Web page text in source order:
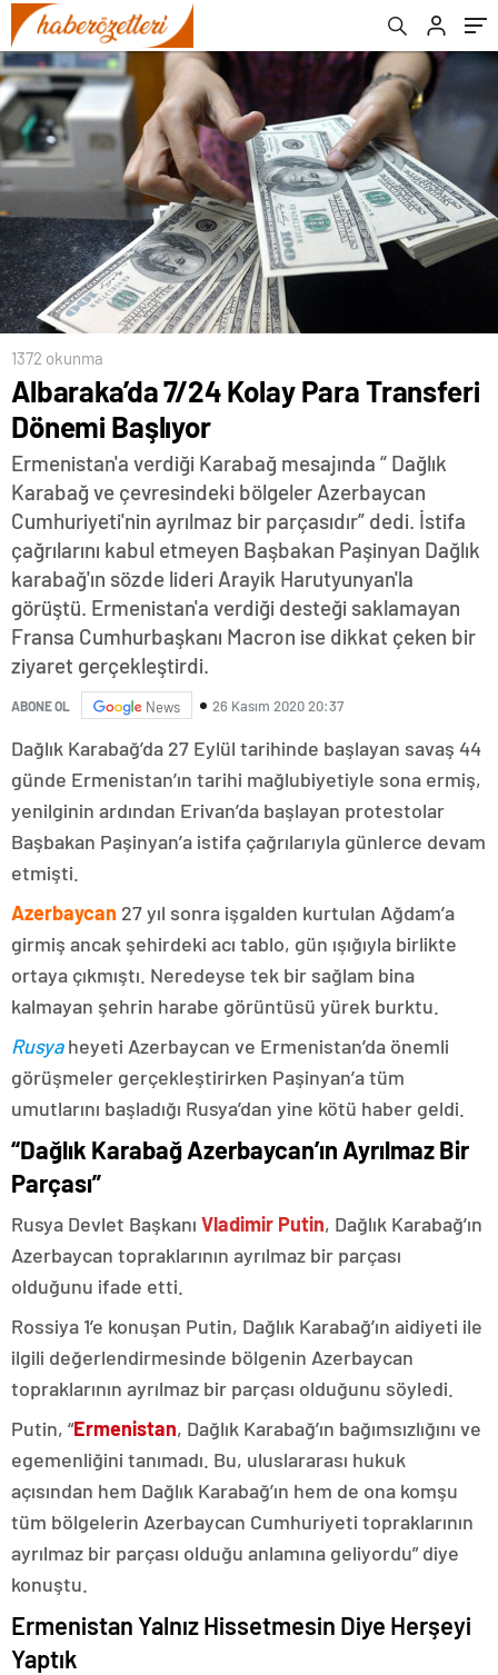
1372 okunma
Albaraka’da 7/24 Kolay Para Transferi
Dönemi Başlıyor
Ermenistan'a verdiği Karabağ mesajında “ Dağlık
Karabağ ve çevresindeki bölgeler Azerbaycan
Cumhuriyeti'nin ayrılmaz bir parçasıdır” dedi. İstifa
çağrılarını kabul etmeyen Başbakan Paşinyan Dağlık
karabağ'ın sözde lideri Arayik Harutyunyan'la
görüştü. Ermenistan'a verdiği desteği saklamayan
Fransa Cumhurbaşkanı Macron ise dikkat çeken bir
ziyaret gerçekleştirdi.
ABONE OL News 26 Kasım 2020 20:37
Dağlık Karabağ’da 27 Eylül tarihinde başlayan savaş 44
günde Ermenistan’ın tarihi mağlubiyetiyle sona ermiş,
yenilginin ardından Erivan’da başlayan protestolar
Başbakan Paşinyan’a istifa çağrılarıyla günlerce devam
etmişti.
Azerbaycan 27 yıl sonra işgalden kurtulan Ağdam’a
girmiş ancak şehirdeki acı tablo, gün ışığıyla birlikte
ortaya çıkmıştı. Neredeyse tek bir sağlam bina
kalmayan şehrin harabe görüntüsü yürek burktu.
Rusyaheyeti Azerbaycan ve Ermenistan’da önemli
görüşmeler gerçekleştirirken Paşinyan’a tüm
umutlarını başladığı Rusya’dan yine kötü haber geldi.
“Dağlık Karabağ Azerbaycan’ın Ayrılmaz Bir
Parçası”
Rusya Devlet Başkanı Vladimir Putin, Dağlık Karabağ’ın
Azerbaycan topraklarının ayrılmaz bir parçası
olduğunu ifade etti.
Rossiya 1’e konuşan Putin, Dağlık Karabağ’ın aidiyeti ile
ilgili değerlendirmesinde bölgenin Azerbaycan
topraklarının ayrılmaz bir parçası olduğunu söyledi.
Putin, “Ermenistan, Dağlık Karabağ’ın bağımsızlığını ve
egemenliğini tanımadı. Bu, uluslararası hukuk
açısından hem Dağlık Karabağ’ın hem de ona komşu
tüm bölgelerin Azerbaycan Cumhuriyeti topraklarının
ayrılmaz bir parçası olduğu anlamına geliyordu” diye
konuştu.
Ermenistan Yalnız Hissetmesin Diye Herşeyi
Yaptık